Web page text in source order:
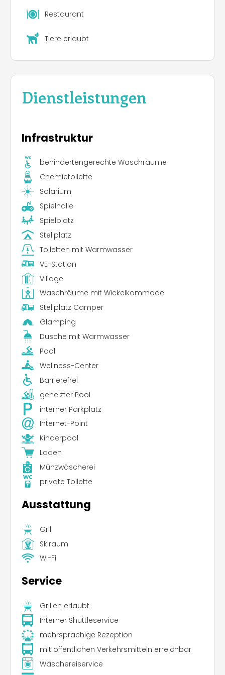
wurden. Zum Geschirrspülen können Sie das
Waschbecken im Hauptgebäude benutzen. In
Waschmaschinen und Trockner, die Sie jederzeit
Rezeption).
Restaurant
Tiere erlaubt
Dienstleistungen
Infrastruktur
behindertengerechte Waschräume
Chemietoilette
Solarium
Spielhalle
Spielplatz
Stellplatz
Toiletten mit Warmwasser
VE-Station
Village
Waschräume mit Wickelkommode
Stellplatz Camper
Glamping
Dusche mit Warmwasser
Pool
Wellness-Center
Barrierefrei
geheizter Pool
interner Parkplatz
Internet-Point
Kinderpool
Laden
Münzwäscherei
private Toilette
Ausstattung
Grill
Skiraum
Wi-Fi
Service
Grillen erlaubt
Interner Shuttleservice
mehrsprachige Rezeption
mit öffentlichen Verkehrsmitteln erreichbar
Wäschereiservice